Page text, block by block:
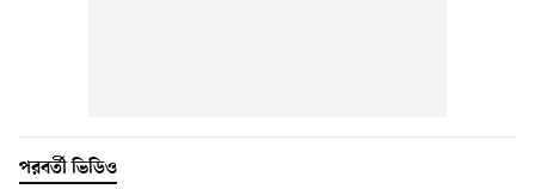
পরবর্তী ভিডিও